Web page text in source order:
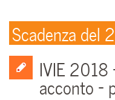
Scadenza del
IVIE 2018
acconto –